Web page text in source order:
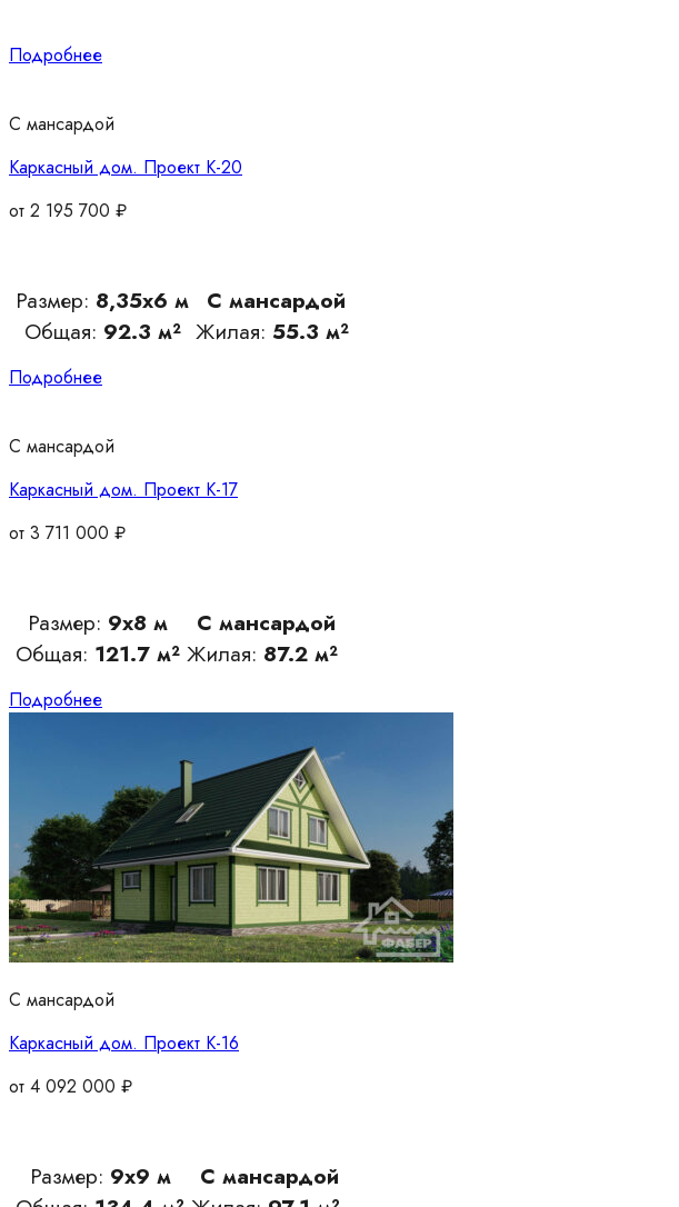
Подробнее
С мансардой
Каркасный дом. Проект К-20
от 2 195 700 ₽
Размер: 8,35х6 м
С мансардой
Общая: 92.3 м² Жилая: 55.3 м²
Подробнее
С мансардой
Каркасный дом. Проект К-17
от 3 711 000 ₽
Размер: 9х8 м
С мансардой
Общая: 121.7 м² Жилая: 87.2 м²
Подробнее
С мансардой
Каркасный дом. Проект К-16
от 4 092 000 ₽
Размер: 9х9 м
С мансардой